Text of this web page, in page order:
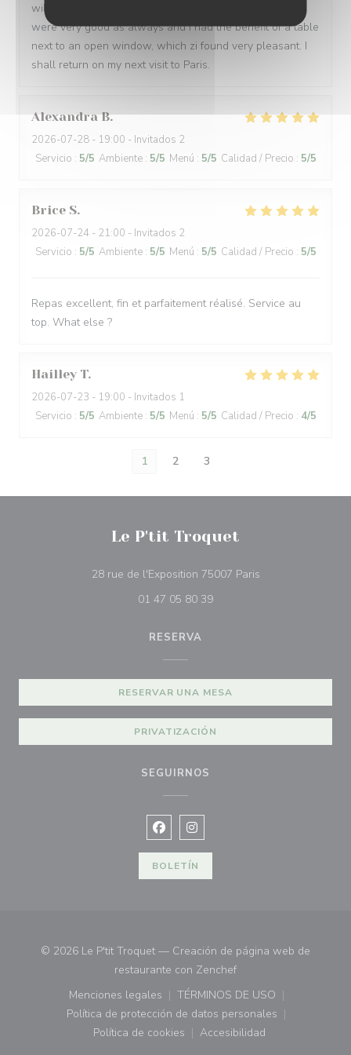
will certainly return in the future. The food and service
were very good as always and I had the benefit of a table
next to an open window, which zi found very pleasant. I
shall return on my next visit to Paris.
Alexandra B
2026-07-28 - 19:00 - Invitados 2
Servicio : 5/5 Ambiente : 5/5 Menú : 5/5 Calidad / Precio : 5/5
Brice S
2026-07-24 - 21:00 - Invitados 2
Servicio : 5/5 Ambiente : 5/5 Menú : 5/5 Calidad / Precio : 5/5
Repas excellent, fin et parfaitement réalisé. Service au
top. What else ?
Hailley T
2026-07-23 - 19:00 - Invitados 1
Servicio : 5/5 Ambiente : 5/5 Menú : 5/5 Calidad / Precio : 4/5
1 2 3
Le P'tit Troquet
28 rue de l'Exposition 75007 Paris((abre en una
01 47 05 80 39
RESERVA
RESERVAR UNA MESA
PRIVATIZACIÓN
SEGUIRNOS
Facebook ((abre en una nueva
Instagram ((abre en una
BOLETÍN
© 2026 Le P'tit Troquet — Creación de página web de
restaurante con Zenchef((abre en una nueva
Menciones legales
((abre en una nueva ventana))
TÉRMINOS DE USO
((abre en una nueva
Política de protección de datos personales
((abre en una nueva ventana))
Política de cookies
((abre en una nueva ventana))
Accesibilidad
((abre en una nueva